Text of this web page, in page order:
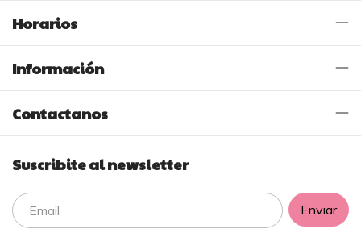
Horarios
Información
Contactanos
Suscribite al newsletter